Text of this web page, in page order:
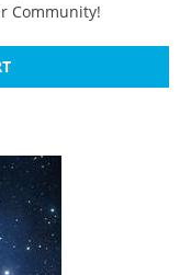
Community!